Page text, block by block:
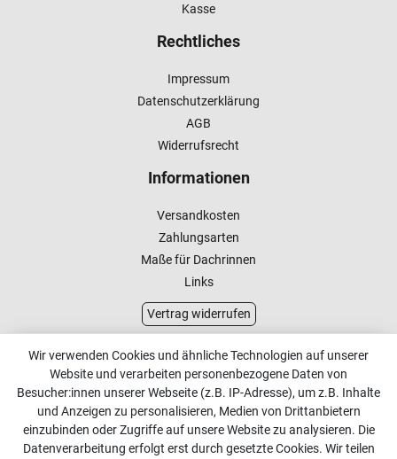
Kasse
Rechtliches
Impressum
Datenschutzerklärung
AGB
Widerrufsrecht
Informationen
Versandkosten
Zahlungsarten
Maße für Dachrinnen
Links
Vertrag widerrufen
Kundenservice
Kontakt
Online Retourenservice
Kontakt
Wir verwenden Cookies und ähnliche Technologien auf unserer
Website und verarbeiten personenbezogene Daten von
Besucher:innen unserer Webseite (z.B. IP-Adresse), um z.B. Inhalte
und Anzeigen zu personalisieren, Medien von Drittanbietern
einzubinden oder Zugriffe auf unsere Website zu analysieren. Die
Datenverarbeitung erfolgt erst durch gesetzte Cookies. Wir teilen